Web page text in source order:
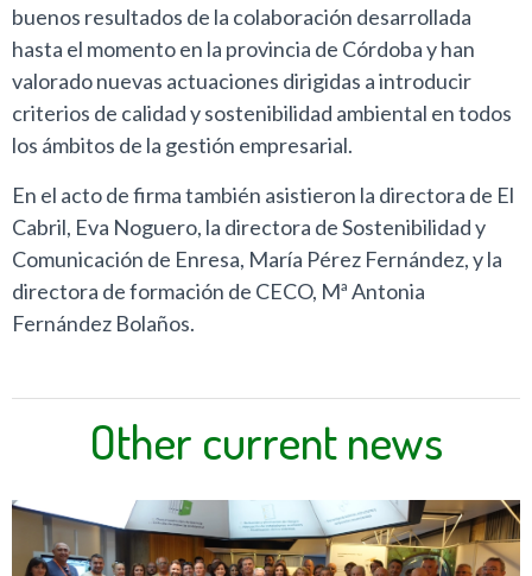
buenos resultados de la colaboración desarrollada
hasta el momento en la provincia de Córdoba y han
valorado nuevas actuaciones dirigidas a introducir
criterios de calidad y sostenibilidad ambiental en todos
los ámbitos de la gestión empresarial.
En el acto de firma también asistieron la directora de El
Cabril, Eva Noguero, la directora de Sostenibilidad y
Comunicación de Enresa, María Pérez Fernández, y la
directora de formación de CECO, Mª Antonia
Fernández Bolaños.
Other current news